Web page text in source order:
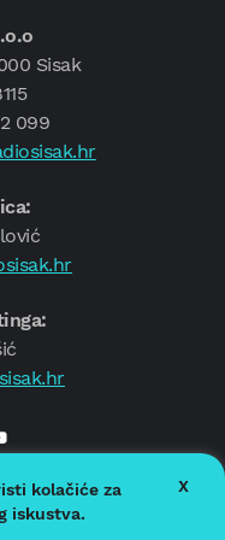
Sisak
099
kolačiće za
iskustva.
X